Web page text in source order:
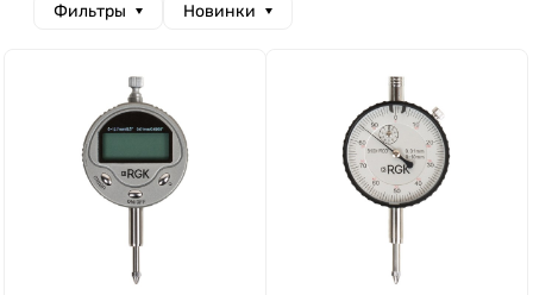
Фильтры Новинки